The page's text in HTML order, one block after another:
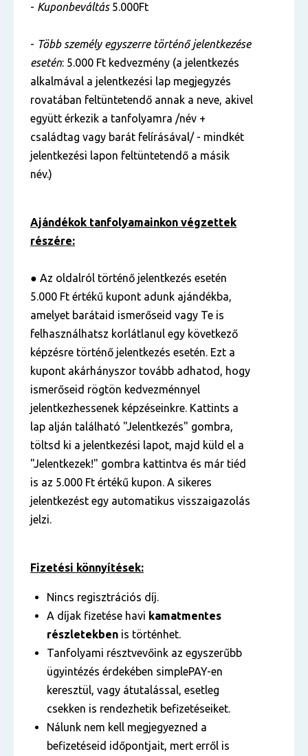
- Kuponbeváltás5.000Ft
- Több személy egyszerre történő jelentkezése
esetén: 5.000 Ft kedvezmény (a jelentkezés
alkalmával a jelentkezési lap megjegyzés
rovatában feltüntetendő annak a neve, akivel
együtt érkezik a tanfolyamra /név +
családtag vagy barát felírásával/ - mindkét
jelentkezési lapon feltüntetendő a másik
név.)
Ajándékok tanfolyamainkon végzettek
részére:
● Az oldalról történő jelentkezés esetén
5.000 Ft értékű kupont adunk ajándékba,
amelyet barátaid ismerőseid vagy Te is
felhasználhatsz korlátlanul egy következő
képzésre történő jelentkezés esetén. Ezt a
kupont akárhányszor tovább adhatod, hogy
ismerőseid rögtön kedvezménnyel
jelentkezhessenek képzéseinkre. Kattints a
lap alján található "Jelentkezés" gombra,
töltsd ki a jelentkezési lapot, majd küld el a
"Jelentkezek!" gombra kattintva és már tiéd
is az 5.000 Ft értékű kupon. A sikeres
jelentkezést egy automatikus visszaigazolás
jelzi.
Fizetési könnyítések:
Nincs regisztrációs díj.
A díjak fizetése havi kamatmentes
részletekben is történhet.
Tanfolyami résztvevőink az egyszerűbb
ügyintézés érdekében simplePAY-en
keresztül, vagy átutalással, esetleg
csekken is rendezhetik befizetéseiket.
Nálunk nem kell megjegyezned a
befizetéseid időpontjait, mert erről is